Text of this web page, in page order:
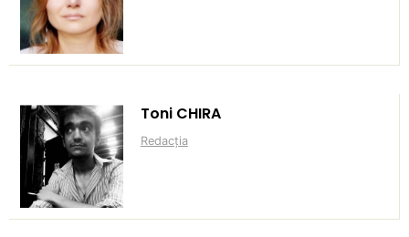
Toni CHIRA
Redacția